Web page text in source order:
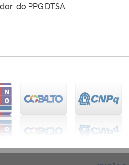
PPG DTSA